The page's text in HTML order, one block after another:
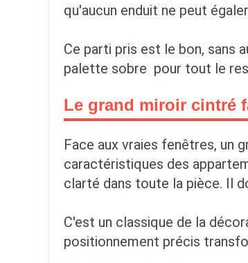
qu'aucun enduit ne peut
Ce parti pris est le bon, sans
palette sobre pour tout le
Le grand miroir cintré
Face aux vraies fenêtres, un
caractéristiques des
clarté dans toute la pièce. Il
C'est un classique de la
positionnement précis